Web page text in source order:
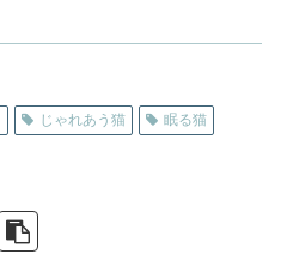
じゃれあう猫 眠る猫